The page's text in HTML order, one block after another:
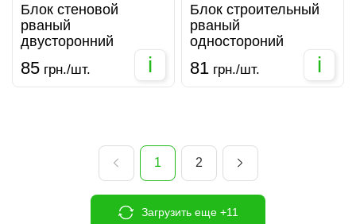
Блок стеновой
рваный
двусторонний
85 грн./шт. i
Блок строительный
рваный
одностороний
81 грн./шт. i
1 2
Загрузить еще +11